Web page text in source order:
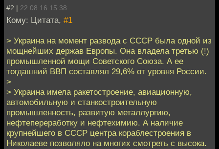
#2 | 22.08.16 15:38
Кому: Цитата, #1
> Украина на момент развода с СССР была одной из
мощнейших держав Европы. Она владела третью (!)
промышленной мощи Советского Союза. А ее
тогдашний ВВП составлял 29,6% от уровня России.
>
> Украина имела ракетостроение, авиационную,
автомобильную и станкостроительную
промышленность, развитую металлургию,
нефтепереработку и нефтехимию. А наличие
крупнейшего в СССР центра кораблестроения в
Николаеве позволяло на многих смотреть с высока.